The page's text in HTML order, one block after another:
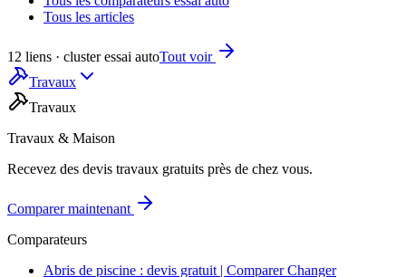
Tous les articles
12 liens · cluster essai autoTout voir
Travaux
Travaux
Travaux & Maison
Recevez des devis travaux gratuits près de chez vous.
Comparer maintenant
Comparateurs
Abris de piscine : devis gratuit | Comparer Changer